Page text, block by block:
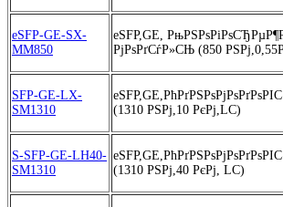
eSFP-GE-SX-
MM850
eSFP,GE,
РјРѕРґСѓР»СЊ (850
SFP-GE-LX-
SM1310
(1310 РЅРј,10 РєРј,LC)
S-SFP-GE-LH40-
SM1310
(1310 РЅРј,40 РєРј, LC)